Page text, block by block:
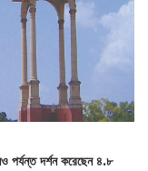
পর্যন্ত দর্শন করেছেন ৪.৮